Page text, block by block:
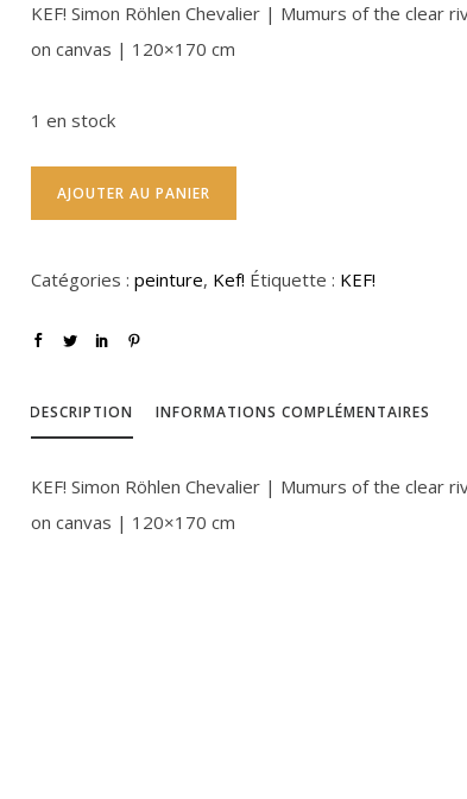
KEF! Simon Röhlen Chevalier | Mumurs of the clear
on canvas | 120×170 cm
1 en stock
AJOUTER AU PANIER
Catégories :peinture, Kef! Étiquette : KEF!
DESCRIPTION INFORMATIONS COMPLÉMENTAIRES
KEF! Simon Röhlen Chevalier | Mumurs of the clear
on canvas | 120×170 cm